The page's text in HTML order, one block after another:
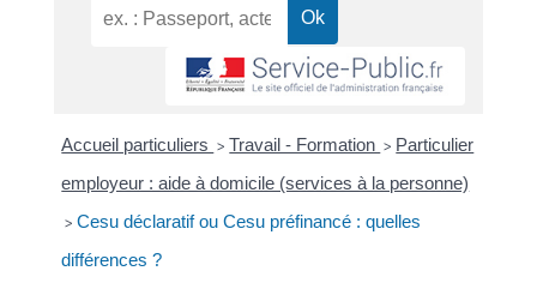
Accueil particuliers > Travail - Formation > Particulier
employeur : aide à domicile (services à la personne)
> Cesu déclaratif ou Cesu préfinancé : quelles
différences ?